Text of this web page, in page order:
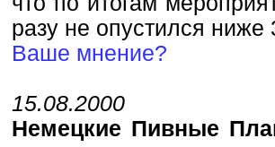
разу не опустился ниже
Ваше мнение?
15.08.2000
Немецкие Пивные